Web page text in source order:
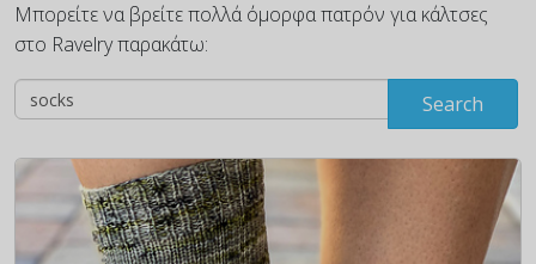
Μπορείτε να βρείτε πολλά όμορφα πατρόν για κάλτσες
στο Ravelry παρακάτω:
Search